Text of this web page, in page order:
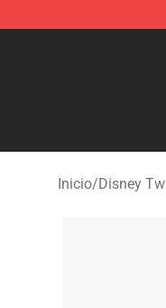
Inicio/Disney